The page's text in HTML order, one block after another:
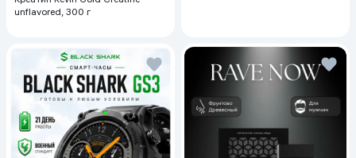
unflavored, 300 г